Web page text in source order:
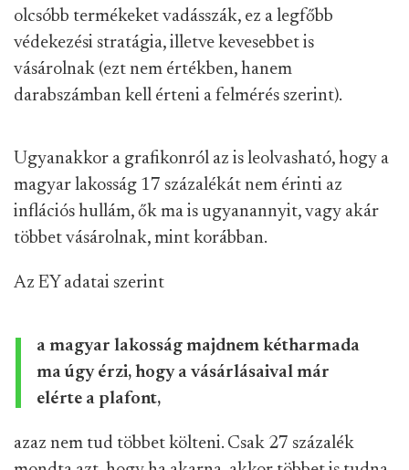
olcsóbb termékeket vadásszák, ez a legfőbb
védekezési stratágia, illetve kevesebbet is
vásárolnak (ezt nem értékben, hanem
darabszámban kell érteni a felmérés szerint).
Ugyanakkor a grafikonról az is leolvasható, hogy a
magyar lakosság 17 százalékát nem érinti az
inflációs hullám, ők ma is ugyanannyit, vagy akár
többet vásárolnak, mint korábban.
Az EY adatai szerint
a magyar lakosság majdnem kétharmada
ma úgy érzi, hogy a vásárlásaival már
elérte a plafont,
azaz nem tud többet költeni. Csak 27 százalék